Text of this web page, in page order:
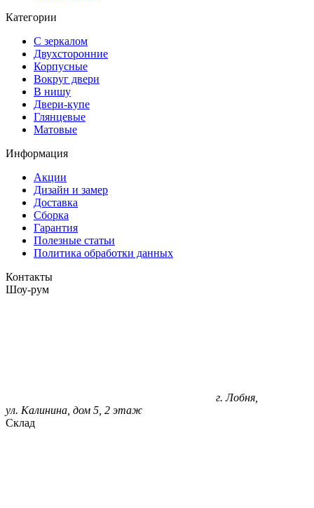
Категории
С зеркалом
Двухсторонние
Корпусные
Вокруг двери
В нишу
Двери-купе
Глянцевые
Матовые
Информация
Акции
Дизайн и замер
Доставка
Сборка
Гарантия
Полезные статьи
Политика обработки данных
Контакты
Шоу-рум
г. Лобня,
ул. Калинина, дом 5, 2 этаж
Склад